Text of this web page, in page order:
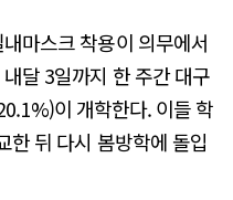
마스크 착용이 의무에서
달 3일까지 한 주간 대구
이 개학한다. 이들 학
한 뒤 다시 봄방학에 돌입